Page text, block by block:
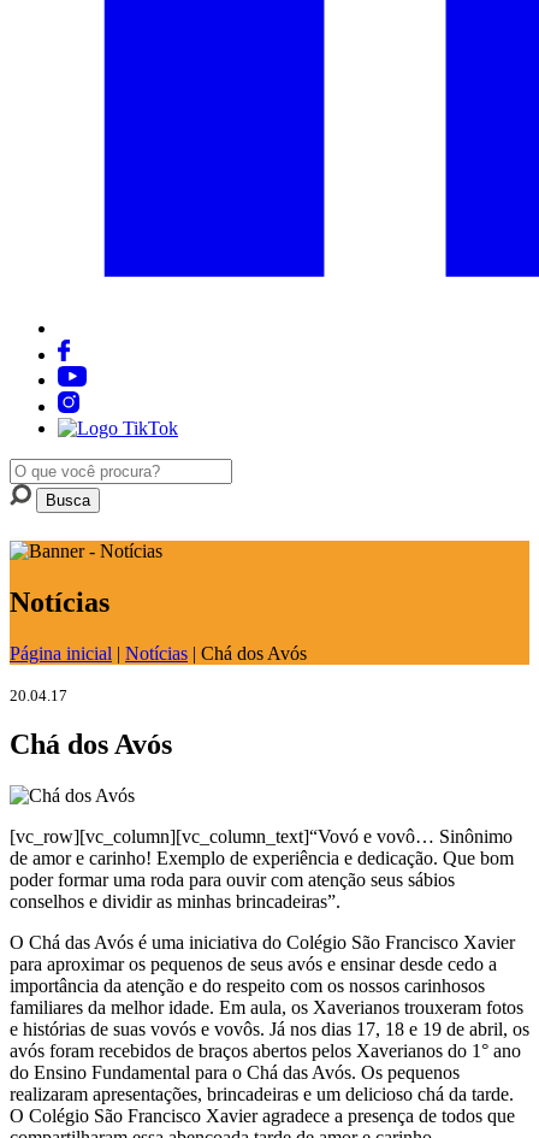
Notícias
Página inicial | Notícias | Chá dos Avós
20.04.17
Chá dos Avós
[vc_row][vc_column][vc_column_text]“Vovó e vovô… Sinônimo
de amor e carinho! Exemplo de experiência e dedicação. Que bom
poder formar uma roda para ouvir com atenção seus sábios
conselhos e dividir as minhas brincadeiras”.
O Chá das Avós é uma iniciativa do Colégio São Francisco Xavier
para aproximar os pequenos de seus avós e ensinar desde cedo a
importância da atenção e do respeito com os nossos carinhosos
familiares da melhor idade. Em aula, os Xaverianos trouxeram fotos
e histórias de suas vovós e vovôs. Já nos dias 17, 18 e 19 de abril, os
avós foram recebidos de braços abertos pelos Xaverianos do 1° ano
do Ensino Fundamental para o Chá das Avós. Os pequenos
realizaram apresentações, brincadeiras e um delicioso chá da tarde.
O Colégio São Francisco Xavier agradece a presença de todos que